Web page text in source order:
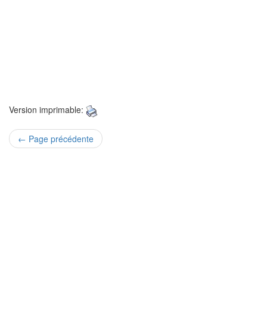
Version imprimable:
← Page précédente